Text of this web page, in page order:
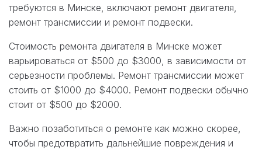
требуются в Минске, включают ремонт двигателя,
ремонт трансмиссии и ремонт подвески.
Стоимость ремонта двигателя в Минске может
варьироваться от $500 до $3000, в зависимости от
серьезности проблемы. Ремонт трансмиссии может
стоить от $1000 до $4000. Ремонт подвески обычно
стоит от $500 до $2000.
Важно позаботиться о ремонте как можно скорее,
чтобы предотвратить дальнейшие повреждения и